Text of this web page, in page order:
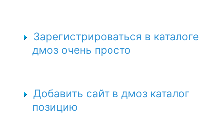
Зарегистрироваться в каталоге
дмоз очень просто
Добавить сайт в дмоз каталог
позицию